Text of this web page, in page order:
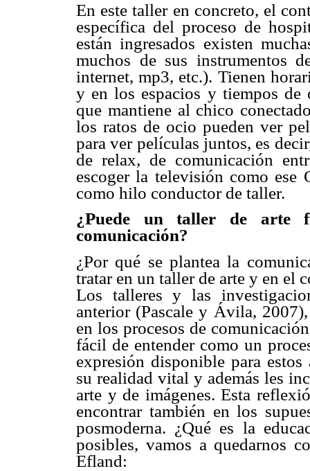
En este taller en concreto, el
específica del proceso de
están ingresados existen
muchos de sus instrumentos
internet, mp3, etc.). Tienen
y en los espacios y tiempos
que mantiene al chico
los ratos de ocio pueden ver
para ver películas juntos, es
de relax, de comunicación
escoger la televisión como
como hilo conductor de taller.
¿Puede un taller de arte
comunicación?
¿Por qué se plantea la
tratar en un taller de arte y en el
Los talleres y las
anterior (Pascale y Ávila,
en los procesos de
fácil de entender como un
expresión disponible para estos
su realidad vital y además les
arte y de imágenes. Esta
encontrar también en los
posmoderna. ¿Qué es la
posibles, vamos a quedarnos
Efland: